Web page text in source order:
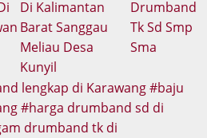
lengkap di Karawang
baju
harga drumband sd di
drumband tk di